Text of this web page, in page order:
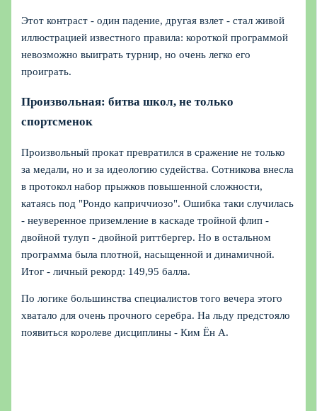
Этот контраст - один падение, другая взлет - стал живой
иллюстрацией известного правила: короткой программой
невозможно выиграть турнир, но очень легко его
проиграть.
Произвольная: битва школ, не только
спортсменок
Произвольный прокат превратился в сражение не только
за медали, но и за идеологию судейства. Сотникова внесла
в протокол набор прыжков повышенной сложности,
катаясь под "Рондо каприччиозо". Ошибка таки случилась
- неуверенное приземление в каскаде тройной флип -
двойной тулуп - двойной риттбергер. Но в остальном
программа была плотной, насыщенной и динамичной.
Итог - личный рекорд: 149,95 балла.
По логике большинства специалистов того вечера этого
хватало для очень прочного серебра. На льду предстояло
появиться королеве дисциплины - Ким Ён А.